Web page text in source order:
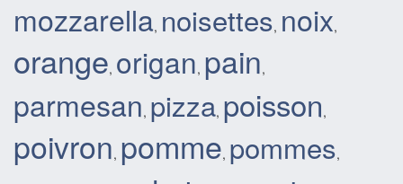
mozzarella, noisettes, noix,
orange, origan, pain,
parmesan, pizza, poisson,
poivron, pomme, pommes,